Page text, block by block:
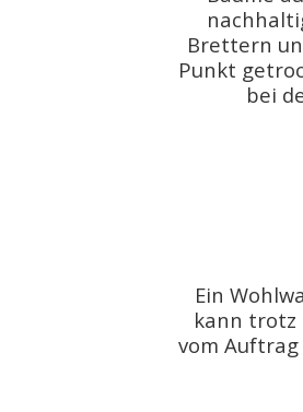
Brettern
Punkt
bei
Ein
kann trotz
vom